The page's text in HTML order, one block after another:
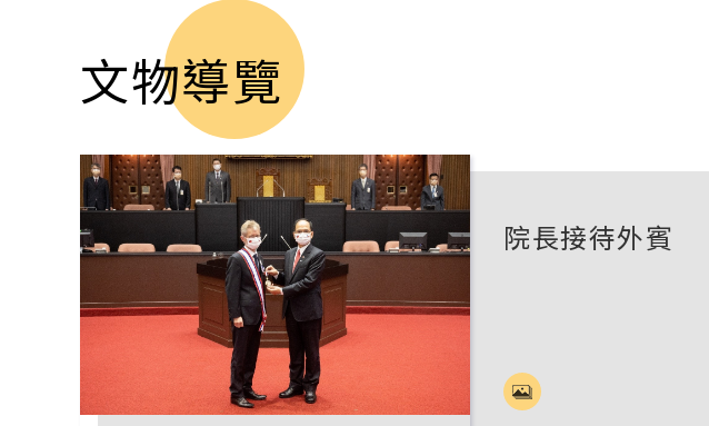
文物導覽
院長接待外賓